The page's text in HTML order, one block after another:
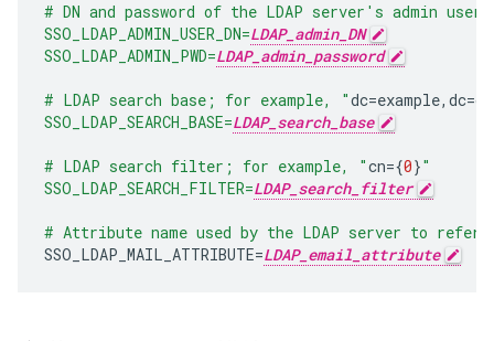
# DN and password of the LDAP server's admin user
SSO_LDAP_ADMIN_USER_DN=LDAP_admin_DN
SSO_LDAP_ADMIN_PWD=LDAP_admin_password
# LDAP search base; for example, "dc=example, dc=
SSO_LDAP_SEARCH_BASE=LDAP_search_base
# LDAP search filter; for example, "cn={0}"
SSO_LDAP_SEARCH_FILTER=LDAP_search_filter
# Attribute name used by the LDAP server to
SSO_LDAP_MAIL_ATTRIBUTE=LDAP_email_attribute